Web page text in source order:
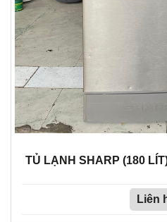
TỦ LẠNH SHARP (180
Liên